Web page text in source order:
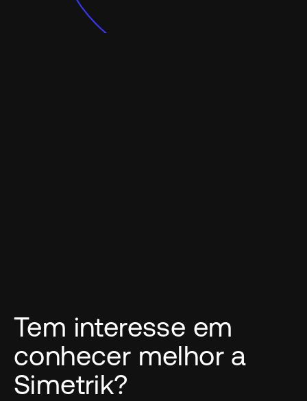
Tem interesse em
conhecer melhor a
Simetrik?